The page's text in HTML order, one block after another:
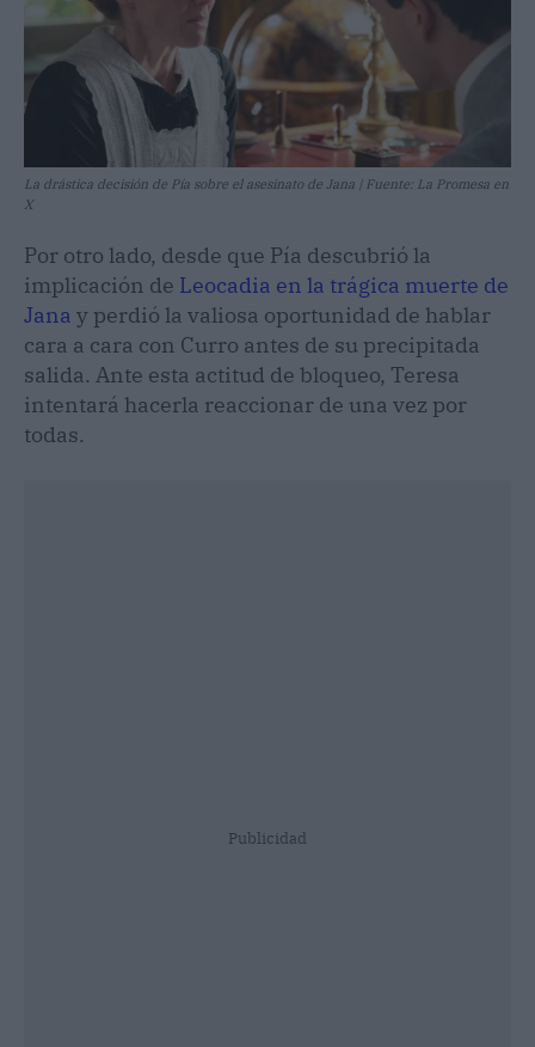
La drástica decisión de Pía sobre el asesinato de Jana | Fuente: La Promesa en
X
Por otro lado, desde que Pía descubrió la
implicación de Leocadia en la trágica muerte de
Jana y perdió la valiosa oportunidad de hablar
cara a cara con Curro antes de su precipitada
salida. Ante esta actitud de bloqueo, Teresa
intentará hacerla reaccionar de una vez por
todas.
Publicidad